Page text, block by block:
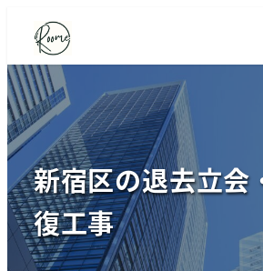
新宿区の退去立会
復工事